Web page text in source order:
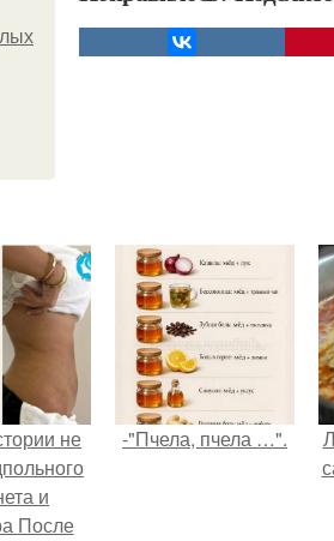
не
и
После
-"Пчела, пчела …".